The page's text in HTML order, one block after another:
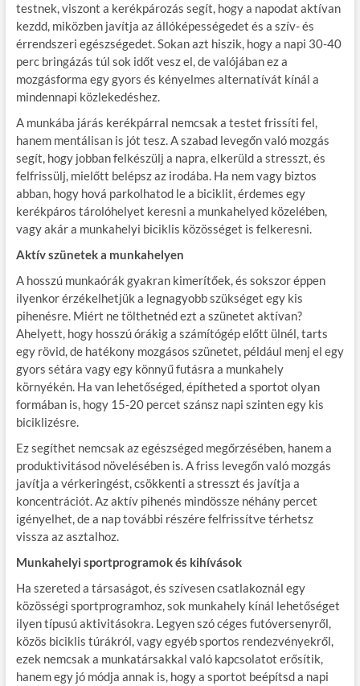
testnek, viszont a kerékpározás segít, hogy a napodat aktívan
kezdd, miközben javítja az állóképességedet és a szív- és
érrendszeri egészségedet. Sokan azt hiszik, hogy a napi 30-40
perc bringázás túl sok időt vesz el, de valójában ez a
mozgásforma egy gyors és kényelmes alternatívát kínál a
mindennapi közlekedéshez.
A munkába járás kerékpárral nemcsak a testet frissíti fel,
hanem mentálisan is jót tesz. A szabad levegőn való mozgás
segít, hogy jobban felkészülj a napra, elkerüld a stresszt, és
felfrissülj, mielőtt belépsz az irodába. Ha nem vagy biztos
abban, hogy hová parkolhatod le a biciklit, érdemes egy
kerékpáros tárolóhelyet keresni a munkahelyed közelében,
vagy akár a munkahelyi biciklis közösséget is felkeresni.
Aktív szünetek a munkahelyen
A hosszú munkaórák gyakran kimerítőek, és sokszor éppen
ilyenkor érzékelhetjük a legnagyobb szükséget egy kis
pihenésre. Miért ne tölthetnéd ezt a szünetet aktívan?
Ahelyett, hogy hosszú órákig a számítógép előtt ülnél, tarts
egy rövid, de hatékony mozgásos szünetet, például menj el egy
gyors sétára vagy egy könnyű futásra a munkahely
környékén. Ha van lehetőséged, építheted a sportot olyan
formában is, hogy 15-20 percet szánsz napi szinten egy kis
biciklizésre.
Ez segíthet nemcsak az egészséged megőrzésében, hanem a
produktivitásod növelésében is. A friss levegőn való mozgás
javítja a vérkeringést, csökkenti a stresszt és javítja a
koncentrációt. Az aktív pihenés mindössze néhány percet
igényelhet, de a nap további részére felfrissítve térhetsz
vissza az asztalhoz.
Munkahelyi sportprogramok és kihívások
Ha szereted a társaságot, és szívesen csatlakoznál egy
közösségi sportprogramhoz, sok munkahely kínál lehetőséget
ilyen típusú aktivitásokra. Legyen szó céges futóversenyről,
közös biciklis túrákról, vagy egyéb sportos rendezvényekről,
ezek nemcsak a munkatársakkal való kapcsolatot erősítik,
hanem egy jó módja annak is, hogy a sportot beépítsd a napi